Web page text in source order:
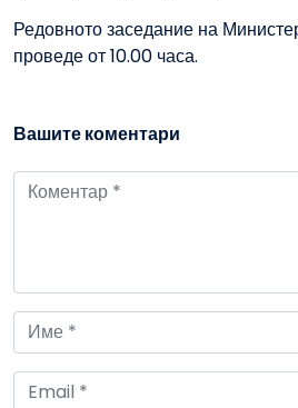
Редовното заседание на
проведе от 10.00 часа.
Вашите коментари